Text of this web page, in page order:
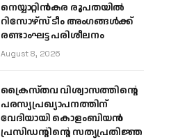
നെയ്യാറ്റിൻകര രൂപതയിൽ
റിസോഴ്സ് ടീം അംഗങ്ങൾക്ക്
രണ്ടാംഘട്ട പരിശീലനം
August 8, 2026
ക്രൈസ്തവ വിശ്വാസത്തിന്റെ
പരസ്യപ്രഖ്യാപനത്തിന്
വേദിയായി കൊളംബിയൻ
പ്രസിഡന്റിന്റെ സത്യപ്രതിജ്ഞ